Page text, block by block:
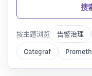
搜
按主题浏览 告警治理
Categraf